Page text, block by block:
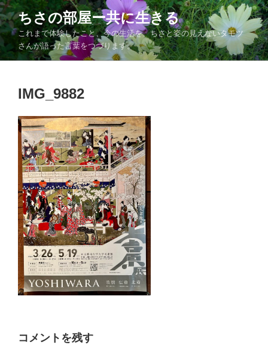
コ
ン
テ
ン
ツ
ちさの部屋ー共に生きる
これまで体験したこと、今の生活を、ちさと姿の見えないタモツ
さんが語った言葉をつづります。
IMG_9882
コメントを残す